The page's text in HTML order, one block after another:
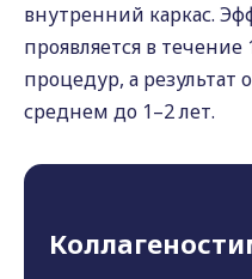
внутренний каркас.
проявляется в течение
процедур, а результат
среднем до 1–2 лет.